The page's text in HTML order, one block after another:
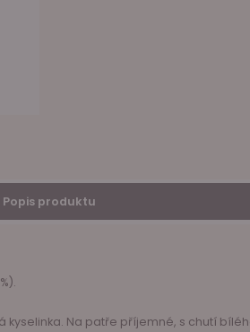
Popis produktu
kyselinka. Na patře příjemné, s chutí